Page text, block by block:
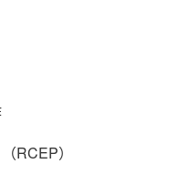
RCEP）